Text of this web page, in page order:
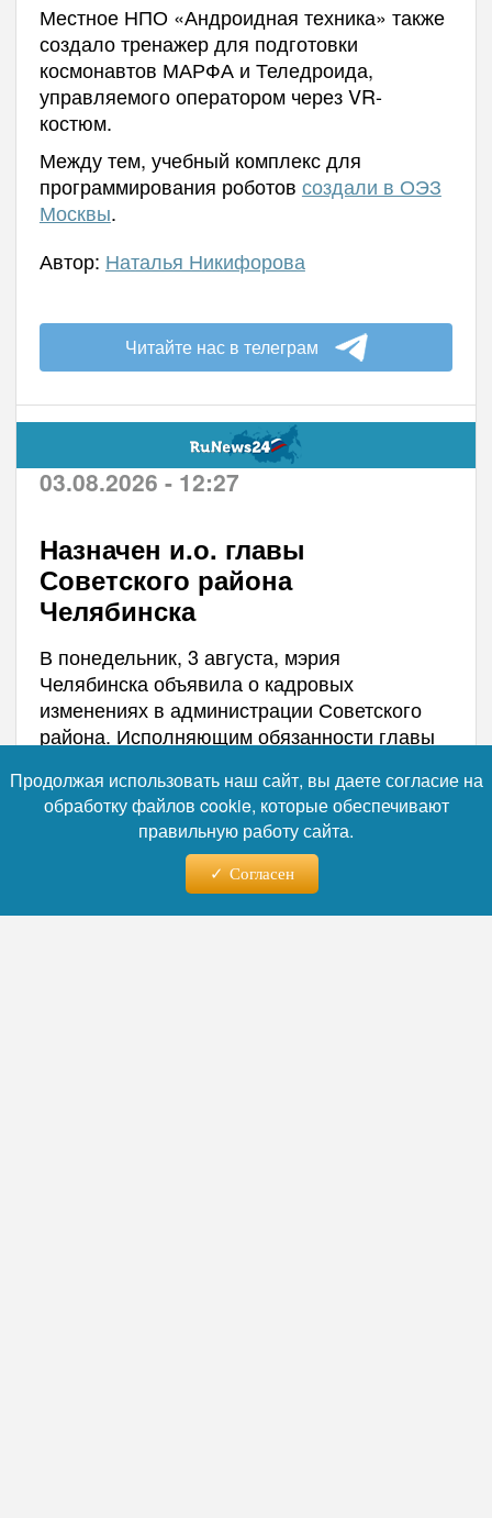
Местное НПО «Андроидная техника» также
создало тренажер для подготовки
космонавтов МАРФА и Теледроида,
управляемого оператором через VR-
костюм.
Между тем, учебный комплекс для
программирования роботов создали в ОЭЗ
Москвы.
Автор: Наталья Никифорова
Читайте нас в телеграм
03.08.2026 - 12:27
Назначен и.о. главы
Советского района
Челябинска
В понедельник, 3 августа, мэрия
Челябинска объявила о кадровых
изменениях в администрации Советского
района. Исполняющим обязанности главы
13 лет занимавший должность заместителя
руководителя района. Его предшественник,
Владислав Макаров, руководивший
районом с 2018 года, ушел в отставку по
собственному желанию.
Продолжая использовать наш сайт, вы даете согласие на
обработку файлов cookie, которые обеспечивают
правильную работу сайта.
Согласен